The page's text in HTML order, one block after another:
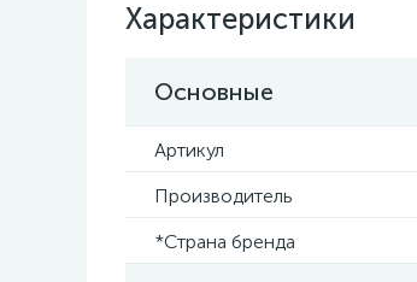
Характеристики
Основные
Артикул
Производитель
*Страна бренда